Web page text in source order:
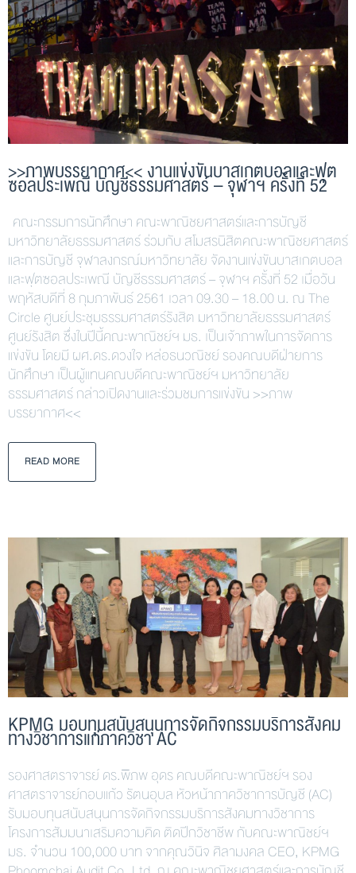
>>ภาพบรรยากาศ<< งานแข่งขันบาสเกตบอลและฟุต
ซอลประเพณี บัญชีธรรมศาสตร์ – จุฬาฯ ครั้งที่ 52
คณะกรรมการนักศึกษา คณะพาณิชยศาสตร์และการบัญชี
มหาวิทยาลัยธรรมศาสตร์ ร่วมกับ สโมสรนิสิตคณะพาณิชยศาสตร์
และการบัญชี จุฬาลงกรณ์มหาวิทยาลัย จัดงานแข่งขันบาสเกตบอล
และฟุตซอลประเพณี บัญชีธรรมศาสตร์ – จุฬาฯ ครั้งที่ 52 เมื่อวัน
พฤหัสบดีที่ 8 กุมภาพันธ์ 2561 เวลา 09.30 – 18.00 น. ณ The
Circle ศูนย์ประชุมธรรมศาสตร์รังสิต มหาวิทยาลัยธรรมศาสตร์
ศูนย์รังสิต ซึ่งในปีนี้คณะพาณิชย์ฯ มธ. เป็นเจ้าภาพในการจัดการ
แข่งขัน โดยมี ผศ.ดร.ดวงใจ หล่อธนวณิชย์ รองคณบดีฝ่ายการ
นักศึกษา เป็นผู้แทนคณบดีคณะพาณิชย์ฯ มหาวิทยาลัย
ธรรมศาสตร์ กล่าวเปิดงานและร่วมชมการแข่งขัน >>ภาพ
บรรยากาศ<<
READ MORE
KPMG มอบทุนสนับสนุนการจัดกิจกรรมบริการสังคม
ทางวิชาการแก่ภาควิชา AC
รองศาสตราจารย์ ดร.พิภพ อุดร คณบดีคณะพาณิชย์ฯ รอง
ศาสตราจารย์กอบแก้ว รัตนอุบล หัวหน้าภาควิชาการบัญชี (AC)
รับมอบทุนสนับสนุนการจัดกิจกรรมบริการสังคมทางวิชาการ
โครงการสัมมนาเสริมความคิด ติดปีกวิชาชีพ กับคณะพาณิชย์ฯ
มธ. จำนวน 100,000 บาท จากคุณวินิจ ศิลามงคล CEO, KPMG